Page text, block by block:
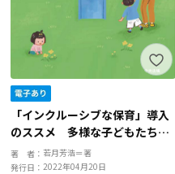
「インクルーシブな保育」導入
のススメ 多様な子どもたちを
受け入れるための心得
著 者：若月芳浩＝著
発行日：2022年04月20日